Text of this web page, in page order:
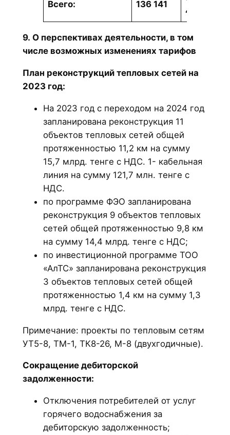
Всего: 136 141
417
9. О перспективах деятельности, в том
числе возможных изменениях тарифов
План реконструкций тепловых сетей на
2023 год:
На 2023 год с переходом на 2024 год
запланирована реконструкция 11
объектов тепловых сетей общей
протяженностью 11,2 км на сумму
15,7 млрд. тенге с НДС. 1- кабельная
линия на сумму 121,7 млн. тенге с
НДС.
по программе ФЭО запланирована
реконструкция 9 объектов тепловых
сетей общей протяженностью 9,8 км
на сумму 14,4 млрд. тенге с НДС;
по инвестиционной программе ТОО
«АлТС» запланирована реконструкция
3 объектов тепловых сетей общей
протяженностью 1,4 км на сумму 1,3
млрд. тенге с НДС.
Примечание: проекты по тепловым сетям
УТ5-8, ТМ-1, ТК8-26, М-8 (двухгодичные).
Сокращение дебиторской
задолженности:
Отключения потребителей от услуг
горячего водоснабжения за
дебиторскую задолженность;